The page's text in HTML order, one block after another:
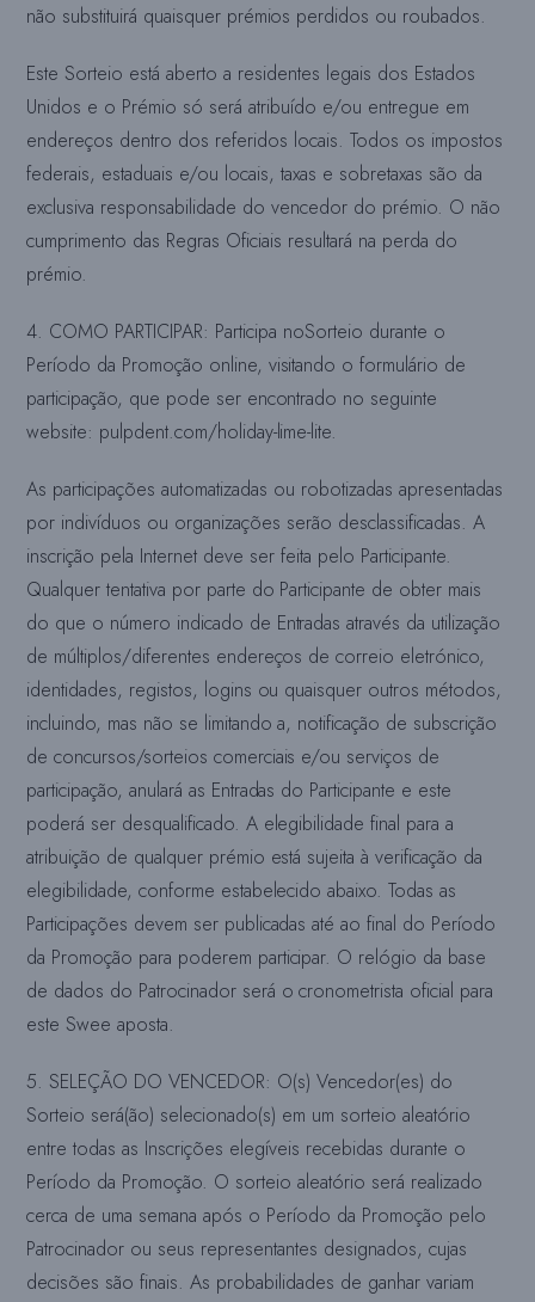
não substituirá quaisquer prémios perdidos ou roubados.
Este Sorteio está aberto a residentes legais dos Estados
Unidos e o Prémio só será atribuído e/ou entregue em
endereços dentro dos referidos locais. Todos os impostos
federais, estaduais e/ou locais, taxas e sobretaxas são da
exclusiva responsabilidade do vencedor do prémio. O não
cumprimento das Regras Oficiais resultará na perda do
prémio.
4. COMO PARTICIPAR: Participa noSorteio durante o
Período da Promoção online, visitando o formulário de
participação, que pode ser encontrado no seguinte
website: pulpdent.com/holiday-lime-lite.
As participações automatizadas ou robotizadas apresentadas
por indivíduos ou organizações serão desclassificadas. A
inscrição pela Internet deve ser feita pelo Participante.
Qualquer tentativa por parte do Participante de obter mais
do que o número indicado de Entradas através da utilização
de múltiplos/diferentes endereços de correio eletrónico,
identidades, registos, logins ou quaisquer outros métodos,
incluindo, mas não se limitando a, notificação de subscrição
de concursos/sorteios comerciais e/ou serviços de
participação, anulará as Entradas do Participante e este
poderá ser desqualificado. A elegibilidade final para a
atribuição de qualquer prémio está sujeita à verificação da
elegibilidade, conforme estabelecido abaixo. Todas as
Participações devem ser publicadas até ao final do Período
da Promoção para poderem participar. O relógio da base
de dados do Patrocinador será o cronometrista oficial para
este Sweeaposta.
5. SELEÇÃO DO VENCEDOR: O(s) Vencedor(es) do
Sorteio será(ão) selecionado(s) em um sorteio aleatório
entre todas as Inscrições elegíveis recebidas durante o
Período da Promoção. O sorteio aleatório será realizado
cerca de uma semana após o Período da Promoção pelo
Patrocinador ou seus representantes designados, cujas
decisões são finais. As probabilidades de ganhar variam